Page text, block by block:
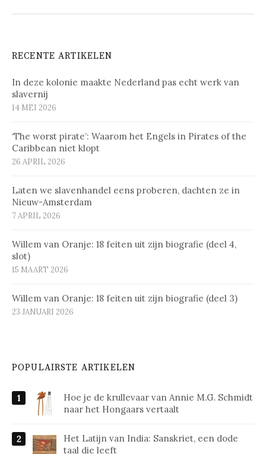
RECENTE ARTIKELEN
In deze kolonie maakte Nederland pas echt werk van
slavernij
14 MEI 2026
‘The worst pirate’: Waarom het Engels in Pirates of the
Caribbean niet klopt
26 APRIL 2026
Laten we slavenhandel eens proberen, dachten ze in
Nieuw-Amsterdam
7 APRIL 2026
Willem van Oranje: 18 feiten uit zijn biografie (deel 4,
slot)
15 MAART 2026
Willem van Oranje: 18 feiten uit zijn biografie (deel 3)
23 JANUARI 2026
POPULAIRSTE ARTIKELEN
Hoe je de krullevaar van Annie M.G. Schmidt
naar het Hongaars vertaalt
Het Latijn van India: Sanskriet, een dode
taal die leeft